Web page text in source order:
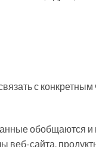
с конкретным
обобщаются и
сайта,